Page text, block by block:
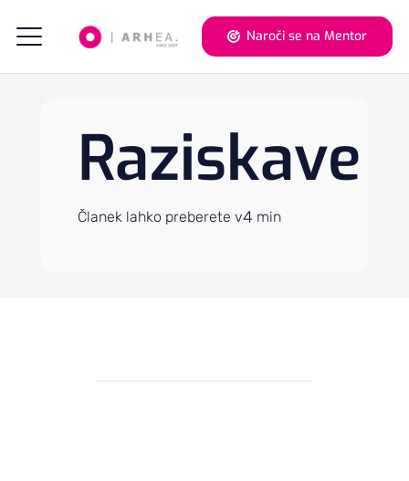
Naroči se na Mentor
Raziskave
Članek lahko preberete v4 min